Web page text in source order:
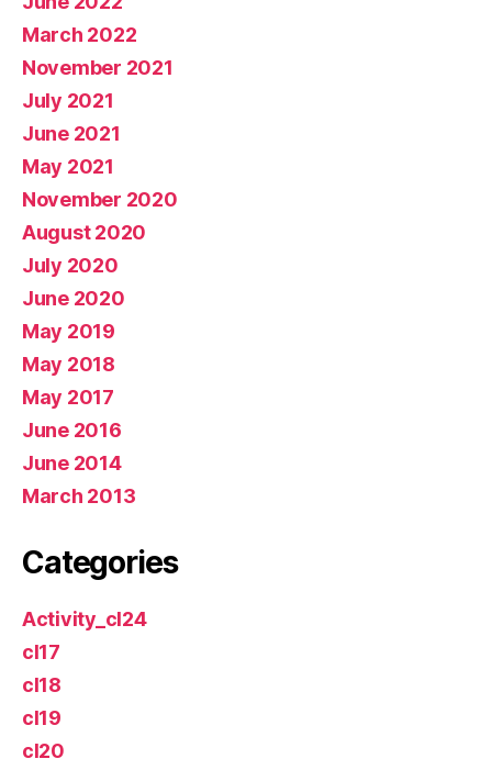
March 2022
November 2021
July 2021
June 2021
May 2021
November 2020
August 2020
July 2020
June 2020
May 2019
May 2018
May 2017
June 2016
June 2014
March 2013
Categories
Activity_cl24
cl17
cl18
cl19
cl20